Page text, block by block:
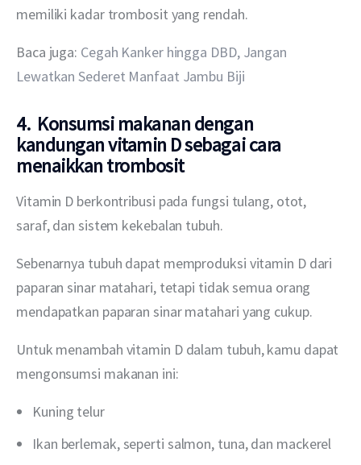
memiliki kadar trombosit yang rendah.
Baca juga: Cegah Kanker hingga DBD, Jangan
Lewatkan Sederet Manfaat Jambu Biji
4. Konsumsi makanan dengan
kandungan vitamin D sebagai cara
menaikkan trombosit
Vitamin D berkontribusi pada fungsi tulang, otot,
saraf, dan sistem kekebalan tubuh.
Sebenarnya tubuh dapat memproduksi vitamin D dari
paparan sinar matahari, tetapi tidak semua orang
mendapatkan paparan sinar matahari yang cukup.
Untuk menambah vitamin D dalam tubuh, kamu dapat
mengonsumsi makanan ini:
Kuning telur
Ikan berlemak, seperti salmon, tuna, dan mackerel